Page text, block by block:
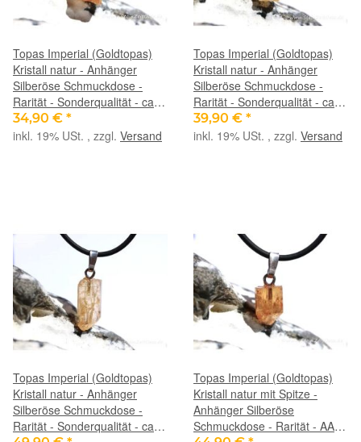
Topas Imperial (Goldtopas)
Kristall natur - Anhänger
Silberöse Schmuckdose -
Rarität - Sonderqualität - ca.
2,2 cm x 0,8 cm x 0,7 cm
34,90 € *
inkl. 19% USt. , zzgl. Versand
Topas Imperial (Goldtopas)
Kristall natur - Anhänger
Silberöse Schmuckdose -
Rarität - Sonderqualität - ca.
2,5 cm x 0,8 cm x 0,7 cm
39,90 € *
inkl. 19% USt. , zzgl. Versand
Topas Imperial (Goldtopas)
Kristall natur - Anhänger
Silberöse Schmuckdose -
Rarität - Sonderqualität - ca. 3
Topas Imperial (Goldtopas)
Kristall natur mit Spitze -
Anhänger Silberöse
Schmuckdose - Rarität - AA-